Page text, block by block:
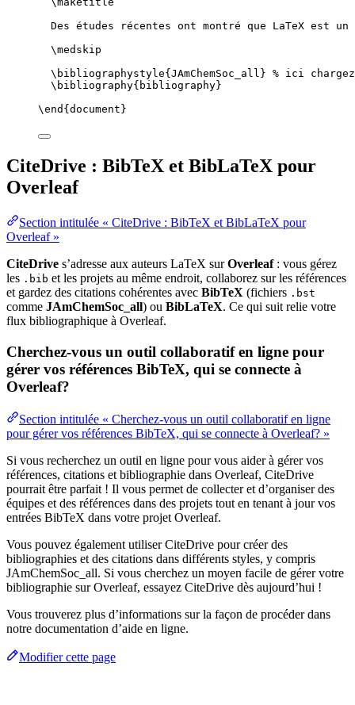
Des études récentes ont montré que LaTeX est
\medskip
\bibliographystyle{JAmChemSoc_all} % ici chargez
\bibliography{bibliography}
\end { document }
CiteDrive : BibTeX et BibLaTeX pour
Overleaf
Section intitulée « CiteDrive : BibTeX et BibLaTeX pour
Overleaf »
CiteDrive s’adresse aux auteurs LaTeX surOverleaf: vous gérez
les .bib et les projets au même endroit, collaborez sur les références
et gardez des citations cohérentes avec BibTeX (fichiers .bst
comme JAmChemSoc_all) ou BibLaTeX. Ce qui suit relie votre
flux bibliographique à Overleaf.
Cherchez-vous un outil collaboratif en ligne pour
gérer vos références BibTeX, qui se connecte à
Overleaf?
Section intitulée « Cherchez-vous un outil collaboratif en ligne
pour gérer vos références BibTeX, qui se connecte à Overleaf? »
Si vous recherchez un outil en ligne pour vous aider à gérer vos
références, citations et bibliographie dans Overleaf, CiteDrive
pourrait être parfait ! Il vous permet de collecter et d’organiser des
équipes et des références dans des projets tout en tenant à jour vos
entrées BibTeX dans votre projet Overleaf.
Vous pouvez également utiliser CiteDrive pour créer des
bibliographies et des citations dans différents styles, y compris
JAmChemSoc_all. Si vous cherchez un moyen facile de gérer votre
bibliographie sur Overleaf, essayez CiteDrive dès aujourd’hui !
Vous trouverez plus d’informations sur la façon de procéder dans
notre documentation d’aide en ligne.
Modifier cette page